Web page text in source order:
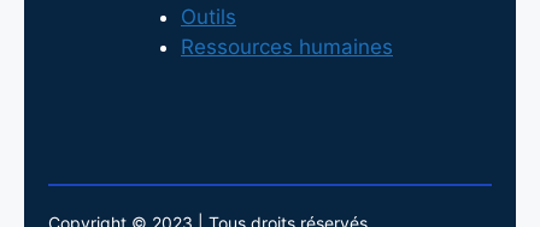
Outils
Ressources humaines
Copyright © 2023 | Tous droits réservés.